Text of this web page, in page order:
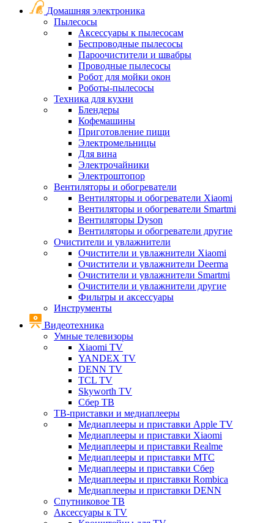
Домашняя электроника
Пылесосы
Аксессуары к пылесосам
Беспроводные пылесосы
Пароочистители и швабры
Проводные пылесосы
Робот для мойки окон
Роботы-пылесосы
Техника для кухни
Блендеры
Кофемашины
Приготовление пищи
Электромельницы
Для вина
Электрочайники
Электроштопор
Вентиляторы и обогреватели
Вентиляторы и обогреватели Xiaomi
Вентиляторы и обогреватели Smartmi
Вентиляторы Dyson
Вентиляторы и обогреватели другие
Очистители и увлажнители
Очистители и увлажнители Xiaomi
Очистители и увлажнители Deerma
Очистители и увлажнители Smartmi
Очистители и увлажнители другие
Фильтры и аксессуары
Инструменты
Видеотехника
Умные телевизоры
Xiaomi TV
YANDEX TV
DENN TV
TCL TV
Skyworth TV
Сбер ТВ
ТВ-приставки и медиаплееры
Медиаплееры и приставки Apple TV
Медиаплееры и приставки Xiaomi
Медиаплееры и приставки Realme
Медиаплееры и приставки МТС
Медиаплееры и приставки Сбер
Медиаплееры и приставки Rombica
Медиаплееры и приставки DENN
Спутниковое ТВ
Аксессуары к TV